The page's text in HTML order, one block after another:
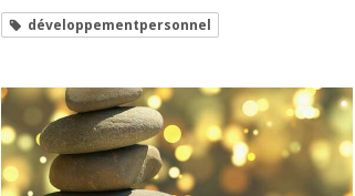
développementpersonnel